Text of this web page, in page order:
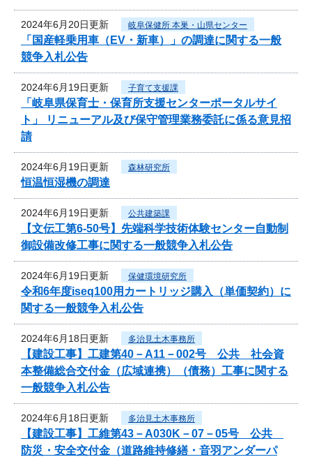
2024年6月20日更新 岐阜保健所 本巣・山県センター
「国産軽乗用車（EV・新車）」の調達に関する一般
競争入札公告
2024年6月19日更新 子育て支援課
「岐阜県保育士・保育所支援センターポータルサイ
ト」 リニューアル及び保守管理業務委託に係る意見招
請
2024年6月19日更新 森林研究所
恒温恒湿機の調達
2024年6月19日更新 公共建築課
【文伝工第6-50号】先端科学技術体験センター自動制
御設備改修工事に関する一般競争入札公告
2024年6月19日更新 保健環境研究所
令和6年度iseq100用カートリッジ購入（単価契約）に
関する一般競争入札公告
2024年6月18日更新 多治見土木事務所
【建設工事】工建第40－A11－002号 公共 社会資
本整備総合交付金（広域連携）（債務）工事に関する
一般競争入札公告
2024年6月18日更新 多治見土木事務所
【建設工事】工維第43－A030K－07－05号 公共
防災・安全交付金（道路維持修繕・音羽アンダーパ